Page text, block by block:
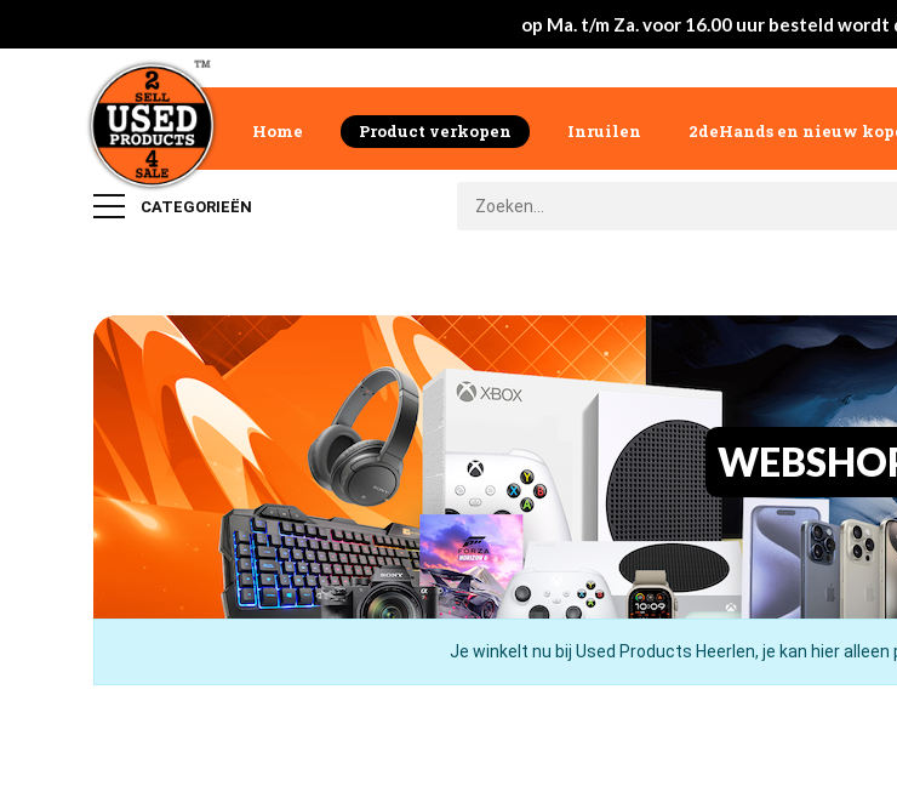
op Ma. t/m Za. voor 16.00 uur besteld
Home Product verkopen Inruilen 2deHands en nieuw
CATEGORIEËN
Je winkelt nu bij Used Products Heerlen, je kan hier